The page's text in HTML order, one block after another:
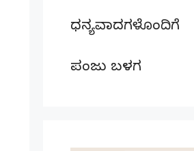
ಧನ್ಯವಾದಗಳೊಂದಿಗೆ
ಪಂಜು ಬಳಗ